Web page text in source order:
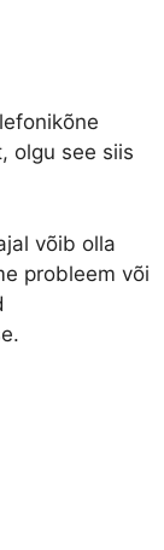
olgu see siis
võib olla
probleem või